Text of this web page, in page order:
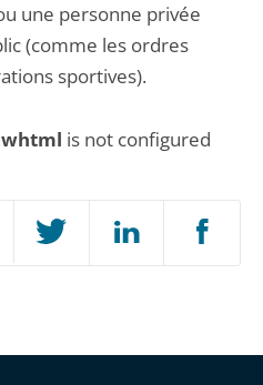
une personne privée
(comme les ordres
sportives).
is not configured